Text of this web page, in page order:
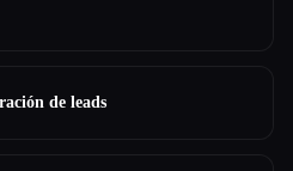
de leads